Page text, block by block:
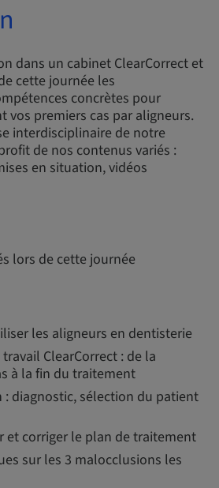
dans un cabinet ClearCorrect et
cette journée les
concrètes pour
vos premiers cas par aligneurs.
interdisciplinaire de notre
de nos contenus variés :
en situation, vidéos
lors de cette journée
les aligneurs en dentisterie
ClearCorrect : de la
à la fin du traitement
diagnostic, sélection du patient
et corriger le plan de traitement
sur les 3 malocclusions les